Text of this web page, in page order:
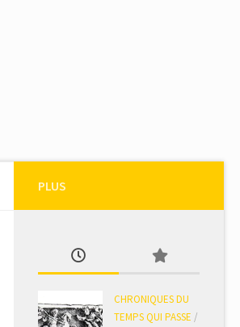
PLUS
CHRONIQUES DU
TEMPS QUI PASSE /